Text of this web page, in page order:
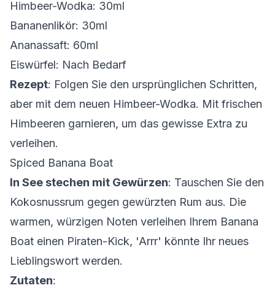
Himbeer-Wodka: 30ml
Bananenlikör: 30ml
Ananassaft: 60ml
Eiswürfel: Nach Bedarf
Rezept: Folgen Sie den ursprünglichen Schritten,
aber mit dem neuen Himbeer-Wodka. Mit frischen
Himbeeren garnieren, um das gewisse Extra zu
verleihen.
Spiced Banana Boat
In See stechen mit Gewürzen: Tauschen Sie den
Kokosnussrum gegen gewürzten Rum aus. Die
warmen, würzigen Noten verleihen Ihrem Banana
Boat einen Piraten-Kick, 'Arrr' könnte Ihr neues
Lieblingswort werden.
Zutaten: